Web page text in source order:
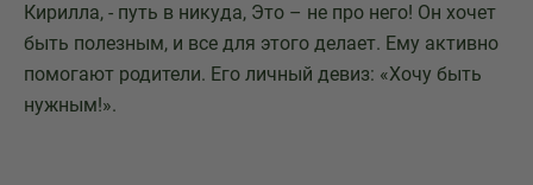
Кирилла, - путь в никуда, Это – не про него! Он хочет
быть полезным, и все для этого делает. Ему активно
помогают родители. Его личный девиз: «Хочу быть
нужным!».